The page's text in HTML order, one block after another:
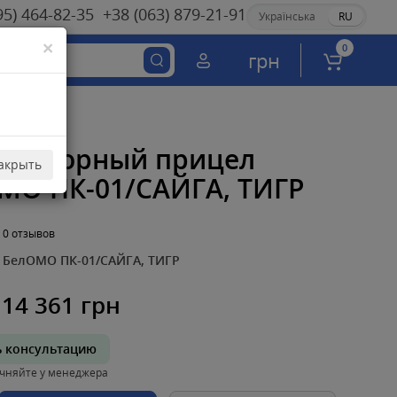
Українська RU
464-82-35 +38 (063) 879-21-91
грн 0
×
прицел
ПК-01/САЙГА, ТИГР
0 отзывов
БелОМО ПК-01/САЙГА, ТИГР
14 361 грн
консультацию
у менеджера